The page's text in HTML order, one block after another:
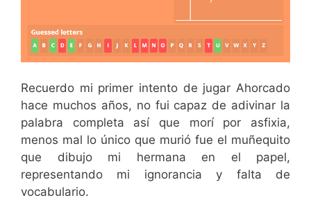
Recuerdo mi primer intento de jugar Ahorcado
hace muchos años, no fui capaz de adivinar la
palabra completa así que morí por asfixia,
menos mal lo único que murió fue el muñequito
que dibujo mi hermana en el papel,
representando mi ignorancia y falta de
vocabulario.